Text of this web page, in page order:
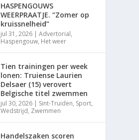
HASPENGOUWS
WEERPRAATJE. “Zomer op
kruissnelheid”
jul 31, 2026 |Advertorial,
Haspengouw, Het weer
Tien trainingen per week
lonen: Truiense Laurien
Delsaer (15) verovert
Belgische titel zwemmen
jul 30, 2026 | Sint-Truiden, Sport,
Wedstrijd, Zwemmen
Handelszaken scoren